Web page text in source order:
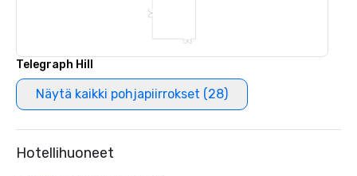
Telegraph Hill
Näytä kaikki pohjapiirrokset (28)
Hotellihuoneet